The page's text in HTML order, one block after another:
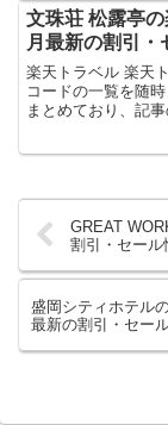
文珠荘 松露亭
月最新の割引・
楽天トラベル 楽天
コードの一覧を随
まとめており、記
す。ホテル・旅館
GREAT
割引・セール
盛岡シティホテル
最新の割引・セー